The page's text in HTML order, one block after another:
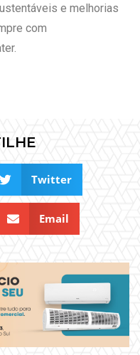
e melhorias
com
Twitter
Email